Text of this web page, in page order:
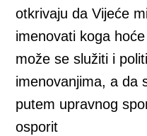
otkrivaju da Vijeće
imenovati koga
može se služiti i
imenovanjima, a da
putem upravnog
osporit